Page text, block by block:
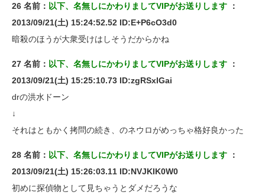
26 名前： 以下、名無しにかわりましてVIPがお送りします ：
2013/09/21(土) 15:24:52.52 ID:E+P6cO3d0
暗殺のほうが大衆受けはしそうだからかね
27 名前： 以下、名無しにかわりましてVIPがお送りします ：
2013/09/21(土) 15:25:10.73 ID:zgRSxlGai
drの洪水ドーン
↓
それはともかく拷問の続き、のネウロがめっちゃ格好良かった
28 名前： 以下、名無しにかわりましてVIPがお送りします ：
2013/09/21(土) 15:26:03.11 ID:NVJKIK0W0
初めに探偵物として見ちゃうとダメだろうな